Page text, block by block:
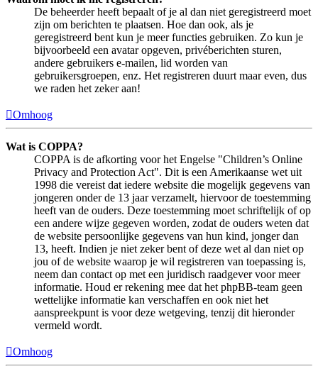
De beheerder heeft bepaalt of je al dan niet geregistreerd moet
zijn om berichten te plaatsen. Hoe dan ook, als je
geregistreerd bent kun je meer functies gebruiken. Zo kun je
bijvoorbeeld een avatar opgeven, privéberichten sturen,
andere gebruikers e-mailen, lid worden van
gebruikersgroepen, enz. Het registreren duurt maar even, dus
we raden het zeker aan!
Omhoog
Wat is COPPA?
COPPA is de afkorting voor het Engelse "Children’s Online
Privacy and Protection Act". Dit is een Amerikaanse wet uit
1998 die vereist dat iedere website die mogelijk gegevens van
jongeren onder de 13 jaar verzamelt, hiervoor de toestemming
heeft van de ouders. Deze toestemming moet schriftelijk of op
een andere wijze gegeven worden, zodat de ouders weten dat
de website persoonlijke gegevens van hun kind, jonger dan
13, heeft. Indien je niet zeker bent of deze wet al dan niet op
jou of de website waarop je wil registreren van toepassing is,
neem dan contact op met een juridisch raadgever voor meer
informatie. Houd er rekening mee dat het phpBB-team geen
wettelijke informatie kan verschaffen en ook niet het
aanspreekpunt is voor deze wetgeving, tenzij dit hieronder
vermeld wordt.
Omhoog